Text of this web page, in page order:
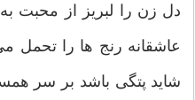
دل زن را لبریز از محبت
عاشقانه رنج ها را تحمل
شاید پتگی باشد بر سر